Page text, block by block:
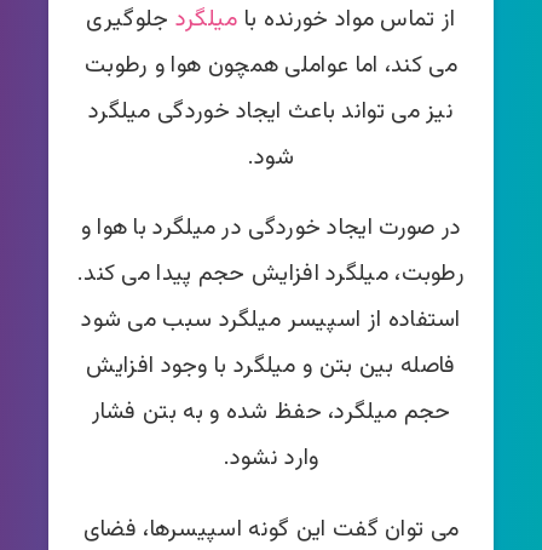
از تماس مواد خورنده با میلگرد جلوگیری
می کند، اما عواملی همچون هوا و رطوبت
نیز می تواند باعث ایجاد خوردگی میلگرد
شود.
در صورت ایجاد خوردگی در میلگرد با هوا و
رطوبت، میلگرد افزایش حجم پیدا می کند.
استفاده از اسپیسر میلگرد سبب می شود
فاصله بین بتن و میلگرد با وجود افزایش
حجم میلگرد، حفظ شده و به بتن فشار
وارد نشود.
می توان گفت این گونه اسپیسرها، فضای